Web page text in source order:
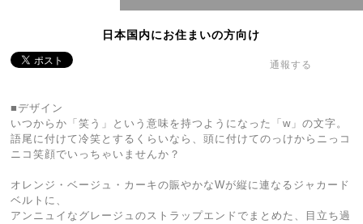
日本国内にお住まいの方向け
通報する
■デザイン
いつからか「笑う」という意味を持つようになった「w」の文字。
語尾に付けて冷笑とするくらいなら、頭に付けてのっけからニっコ
ニコ笑顔でいっちゃいませんか？
オレンジ・ベージュ・カーキの賑やかなWが縦に連なるジャカード
ベルトに、
アンニュイなグレージュのストラップエンドでまとめた、目立ち過